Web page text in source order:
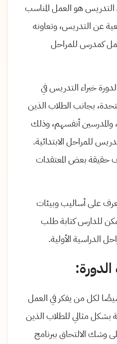
التدريس هو العمل المناسب
عن التدريس، وتعاونه
كمدرس للمراحل
خبراء التدريس في
بجانب الطلاب الذين
أنفسهم، وذلك
للمراحل الابتدائية.
بعض المعتقدات
على أساليب وبيئات
للدارس كتابة طلب
الدراسية الأولية.
لكل من يفكر في العمل
مثالي للطلاب الذين
وشك الالتحاق ببرنامج